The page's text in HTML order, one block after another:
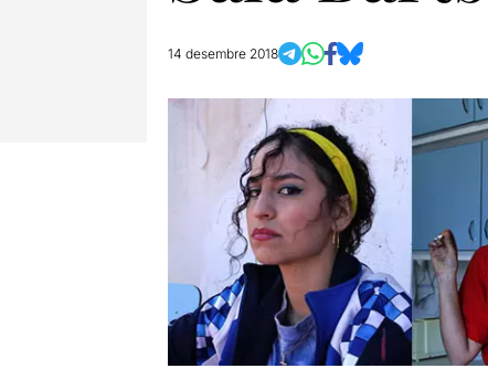
14 desembre 2018